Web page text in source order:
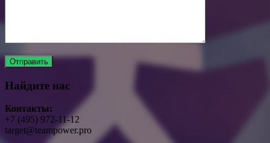
Найдите нас
Контакты:
+7 (495) 972-11-12
target@teampower.pro